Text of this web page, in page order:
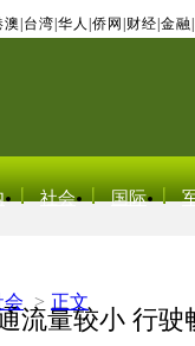
澳 台湾 华人 侨网 财经 金融
社会 国际
会 > 正文
流量较小 行驶